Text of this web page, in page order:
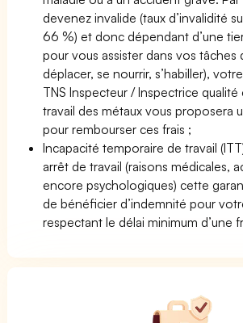
devenez invalide (taux d’invalidité
66 %) et donc dépendant d’une
pour vous assister dans vos tâches
déplacer, se nourrir, s’habiller),
TNS Inspecteur / Inspectrice
travail des métaux vous proposera
pour rembourser ces frais ;
Incapacité temporaire de travail
arrêt de travail (raisons médicales,
encore psychologiques) cette
de bénéficier d’indemnité pour
respectant le délai minimum d’une